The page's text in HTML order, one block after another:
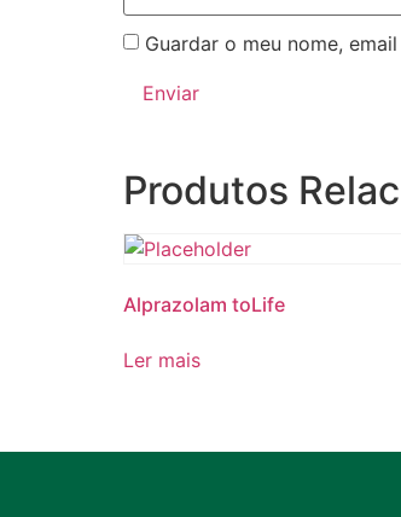
Guardar o meu nome,
Produtos
Alprazolam toLife
Ler mais